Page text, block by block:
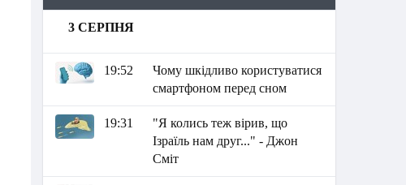
3 СЕРПНЯ
19:52
Чому шкідливо користуватися
смартфоном перед сном
19:31
"Я колись теж вірив, що
Ізраїль нам друг..." - Джон
Сміт